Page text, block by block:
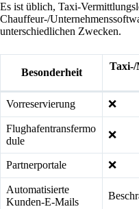
Es ist üblich, Taxi-
Chauffeur-/
unterschiedlichen Zwecken.
Besonderheit
Vorreservierung ❌
Flughafentransfermo
dule
❌
Partnerportale ❌
Automatisierte
Kunden-E-Mails